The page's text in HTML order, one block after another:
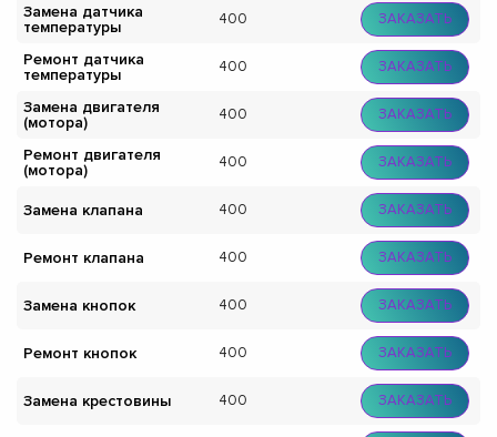
Замена датчика
температуры
400 ЗАКАЗАТЬ
Ремонт датчика
температуры
400 ЗАКАЗАТЬ
Замена двигателя
(мотора)
400 ЗАКАЗАТЬ
Ремонт двигателя
(мотора)
400 ЗАКАЗАТЬ
Замена клапана 400 ЗАКАЗАТЬ
Ремонт клапана 400 ЗАКАЗАТЬ
Замена кнопок 400 ЗАКАЗАТЬ
Ремонт кнопок 400 ЗАКАЗАТЬ
Замена крестовины 400 ЗАКАЗАТЬ